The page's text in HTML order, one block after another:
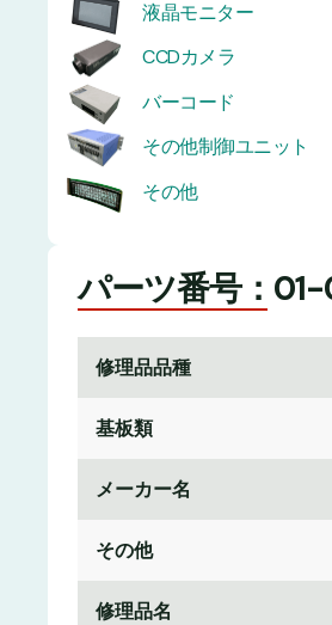
液晶モニター
CCDカメラ
バーコード
その他制御ユニット
その他
パーツ番号：
修理品品種
基板類
メーカー名
その他
修理品名